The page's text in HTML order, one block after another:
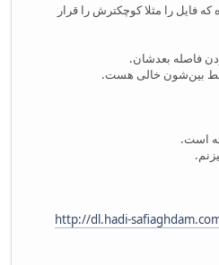
فایل را مثلا کوچکترش را قرار
است.
http://dl.hadi-